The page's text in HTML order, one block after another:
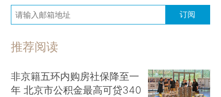
订阅
推荐阅读
非京籍五环内购房社保降至一
年 北京市公积金最高可贷340